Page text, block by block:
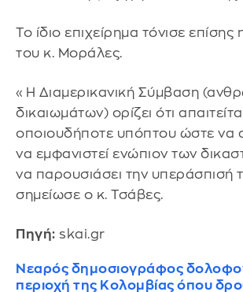
Το ίδιο επιχείρημα τόνισε
του κ. Μοράλες.
«Η Διαμερικανική Σύμβαση
δικαιωμάτων) ορίζει ότι
οποιουδήποτε υπόπτου ώστε να
να εμφανιστεί ενώπιον των
να παρουσιάσει την υπεράσπισή
σημείωσε ο κ. Τσάβες.
Πηγή: skai.gr
Νεαρός δημοσιογράφος
περιοχή της Κολομβίας όπου